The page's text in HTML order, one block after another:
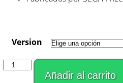
Version
Evangelion,
Hora
Añadir al carrito